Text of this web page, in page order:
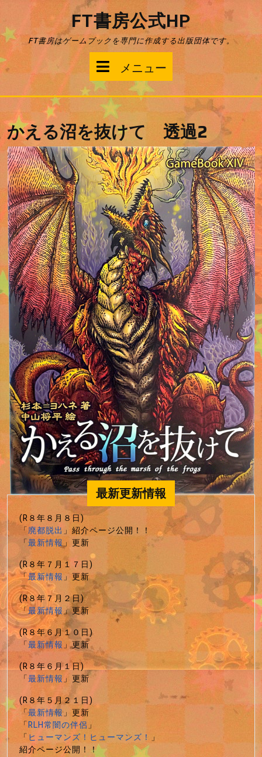
テ
ン
ツ
へ
FT書房公式HP
FT書房はゲームブックを専門に作成する出版団体です。
メニュー
ニ
ュ
ー
かえる沼を抜けて 透過2
最新更新情報
(R８年８月８日)
「廃都脱出」紹介ページ公開！！
「最新情報」更新
(R８年７月１７日)
「最新情報」更新
(R８年７月２日)
「最新情報」更新
(R８年６月１０日)
「最新情報」更新
(R８年６月１日)
「最新情報」更新
(R８年５月２１日)
「最新情報」更新
「RLH常闇の伴侶」
「ヒューマンズ！ヒューマンズ！ 」
紹介ページ公開！！